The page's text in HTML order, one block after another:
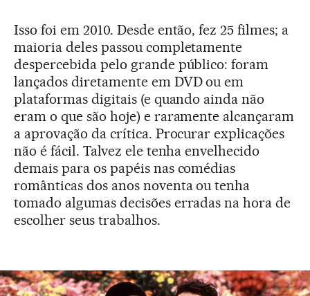
Isso foi em 2010. Desde então, fez 25 filmes; a
maioria deles passou completamente
despercebida pelo grande público: foram
lançados diretamente em DVD ou em
plataformas digitais (e quando ainda não
eram o que são hoje) e raramente alcançaram
a aprovação da crítica. Procurar explicações
não é fácil. Talvez ele tenha envelhecido
demais para os papéis nas comédias
românticas dos anos noventa ou tenha
tomado algumas decisões erradas na hora de
escolher seus trabalhos.